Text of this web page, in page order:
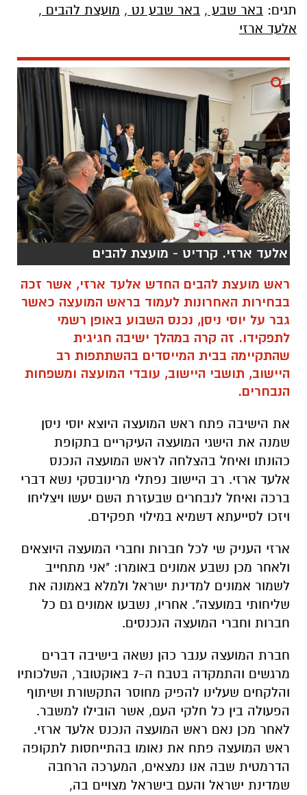
תגים: באר שבע , באר שבע נט , מועצת להבים ,
אלעד ארזי
אלעד ארזי. קרדיט - מועצת להבים
ראש מועצת להבים החדש אלעד ארזי, אשר זכה
בבחירות האחרונות לעמוד בראש המועצה כאשר
גבר על יוסי ניסן, נכנס השבוע באופן רשמי
לתפקידו. זה קרה במהלך ישיבה חגיגית
שהתקיימה בבית המייסדים בהשתתפות רב
היישוב, תושבי היישוב, עובדי המועצה ומשפחות
הנבחרים.
את הישיבה פתח ראש המועצה היוצא יוסי ניסן
שמנה את הישגי המועצה העיקריים בתקופת
כהונתו ואיחל בהצלחה לראש המועצה הנכנס
אלעד ארזי. רב היישוב נפתלי מרינובסקי נשא דברי
ברכה ואיחל לנבחרים שבעזרת השם יעשו ויצליחו
ויזכו לסייעתא דשמיא במילוי תפקידם.
ארזי העניק שי לכל חברות וחברי המועצה היוצאים
ולאחר מכן נשבע אמונים באומרו: "אני מתחייב
לשמור אמונים למדינת ישראל ולמלא באמונה את
שליחותי במועצה". אחריו, נשבעו אמונים גם כל
חברות וחברי המועצה הנכנסים.
חברת המועצה ענבר כהן נשאה בישיבה דברים
מרגשים והתמקדה בטבח ה-7 באוקטובר, השלכותיו
והלקחים שעלינו להפיק מחוסר התקשורת ושיתוף
הפעולה בין כל חלקי העם, אשר הובילו למשבר.
לאחר מכן נאם ראש המועצה הנכנס אלעד ארזי.
ראש המועצה פתח את נאומו בהתייחסות לתקופה
הדרמטית שבה אנו נמצאים, המערכה הרחבה
שמדינת ישראל והעם בישראל מצויים בה,